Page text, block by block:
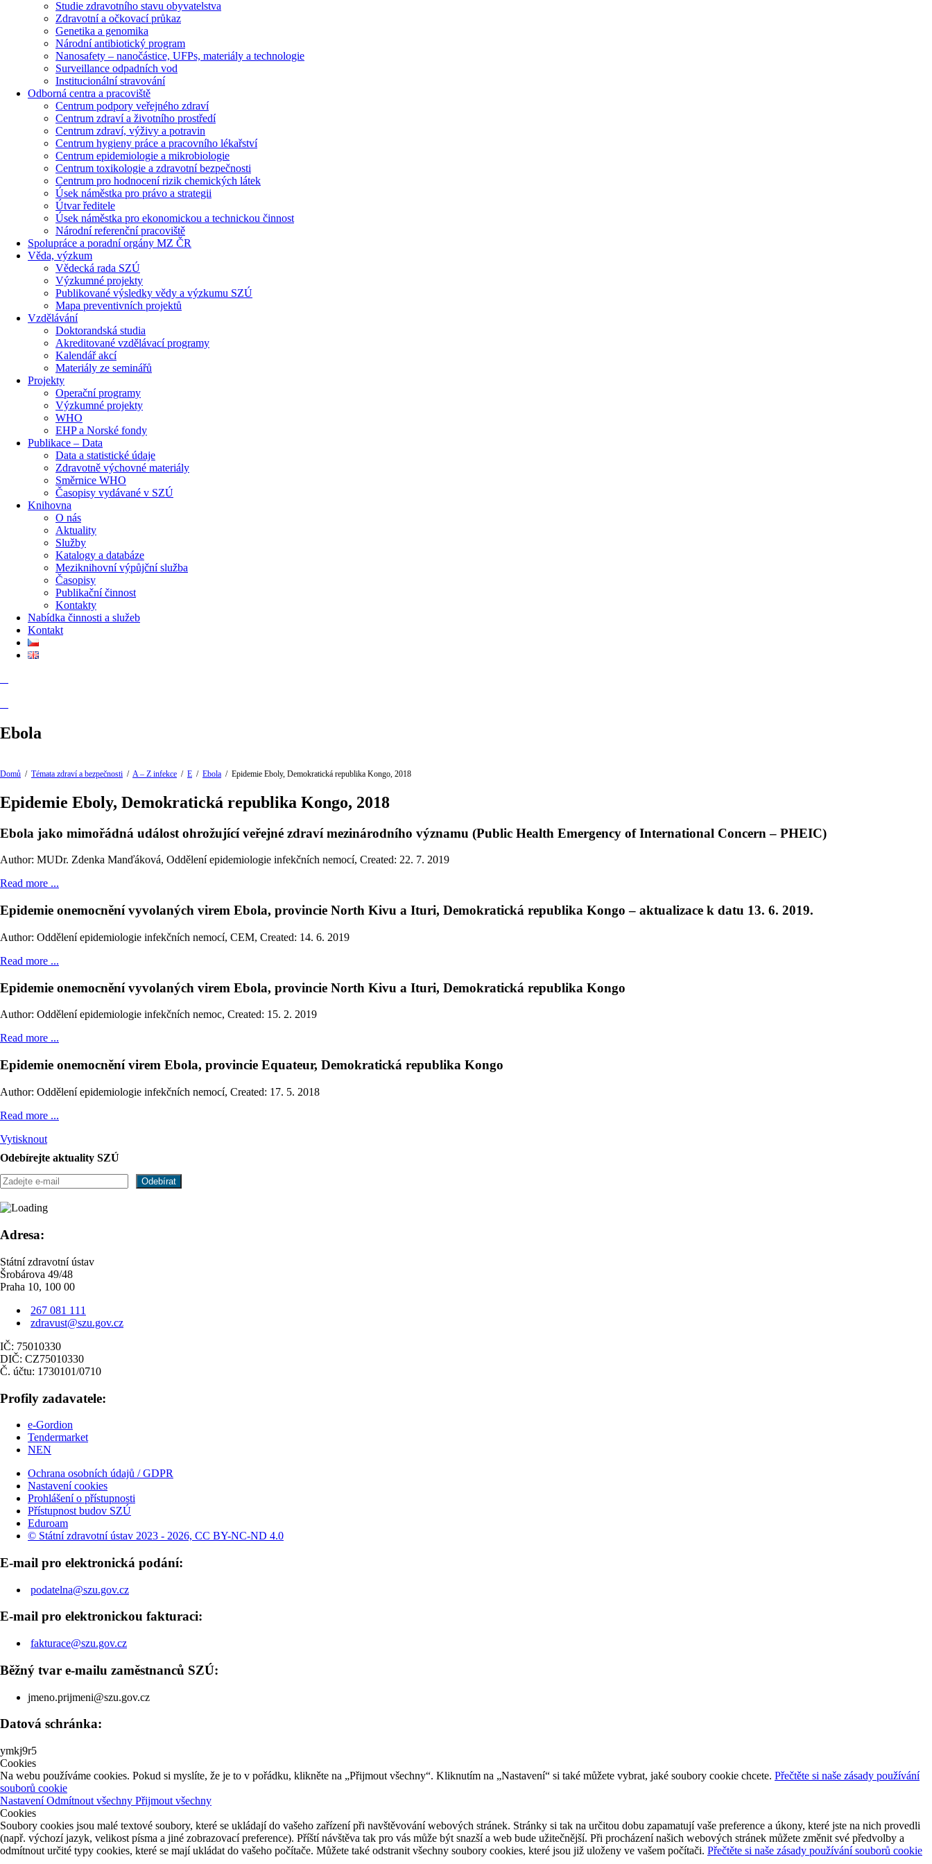
Studie zdravotního stavu obyvatelstva
Zdravotní a očkovací průkaz
Genetika a genomika
Národní antibiotický program
Nanosafety – nanočástice, UFPs, materiály a technologie
Surveillance odpadních vod
Institucionální stravování
Odborná centra a pracoviště
Centrum podpory veřejného zdraví
Centrum zdraví a životního prostředí
Centrum zdraví, výživy a potravin
Centrum hygieny práce a pracovního lékařství
Centrum epidemiologie a mikrobiologie
Centrum toxikologie a zdravotní bezpečnosti
Centrum pro hodnocení rizik chemických látek
Úsek náměstka pro právo a strategii
Útvar ředitele
Úsek náměstka pro ekonomickou a technickou činnost
Národní referenční pracoviště
Spolupráce a poradní orgány MZ ČR
Věda, výzkum
Vědecká rada SZÚ
Výzkumné projekty
Publikované výsledky vědy a výzkumu SZÚ
Mapa preventivních projektů
Vzdělávání
Doktorandská studia
Akreditované vzdělávací programy
Kalendář akcí
Materiály ze seminářů
Projekty
Operační programy
Výzkumné projekty
WHO
EHP a Norské fondy
Publikace – Data
Data a statistické údaje
Zdravotně výchovné materiály
Směrnice WHO
Časopisy vydávané v SZÚ
Knihovna
O nás
Aktuality
Služby
Katalogy a databáze
Meziknihovní výpůjční služba
Časopisy
Publikační činnost
Kontakty
Nabídka činnosti a služeb
Kontakt
Ebola
Domů / Témata zdraví a bezpečnosti / A – Z infekce / E / Ebola / Epidemie Eboly, Demokratická republika Kongo, 2018
Epidemie Eboly, Demokratická republika Kongo, 2018
Ebola jako mimořádná událost ohrožující veřejné zdraví mezinárodního významu (Public Health Emergency of International Concern – PHEIC)
Author: MUDr. Zdenka Manďáková, Oddělení epidemiologie infekčních nemocí, Created: 22. 7. 2019
Read more ...
Epidemie onemocnění vyvolaných virem Ebola, provincie North Kivu a Ituri, Demokratická republika Kongo – aktualizace k datu 13. 6. 2019.
Author: Oddělení epidemiologie infekčních nemocí, CEM, Created: 14. 6. 2019
Read more ...
Epidemie onemocnění vyvolaných virem Ebola, provincie North Kivu a Ituri, Demokratická republika Kongo
Author: Oddělení epidemiologie infekčních nemoc, Created: 15. 2. 2019
Read more ...
Epidemie onemocnění virem Ebola, provincie Equateur, Demokratická republika Kongo
Author: Oddělení epidemiologie infekčních nemocí, Created: 17. 5. 2018
Read more ...
Vytisknout
Odebírejte aktuality SZÚ
Adresa:
Státní zdravotní ústav
Šrobárova 49/48
Praha 10, 100 00
267 081 111
zdravust@szu.gov.cz
IČ: 75010330
DIČ: CZ75010330
Č. účtu: 1730101/0710
Profily zadavatele:
e-Gordion
Tendermarket
NEN
Ochrana osobních údajů / GDPR
Nastavení cookies
Prohlášení o přístupnosti
Přístupnost budov SZÚ
Eduroam
© Státní zdravotní ústav 2023 - 2026, CC BY-NC-ND 4.0
E-mail pro elektronická podání:
podatelna@szu.gov.cz
E-mail pro elektronickou fakturaci:
fakturace@szu.gov.cz
Běžný tvar e-mailu zaměstnanců SZÚ:
jmeno.prijmeni@szu.gov.cz
Datová schránka:
ymkj9r5
Cookies
Na webu používáme cookies. Pokud si myslíte, že je to v pořádku, klikněte na „Přijmout všechny“. Kliknutím na „Nastavení“ si také můžete vybrat, jaké soubory cookie chcete. Přečtěte si naše zásady používání
souborů cookie
NastaveníOdmítnout všechny Přijmout všechny
Cookies
Soubory cookies jsou malé textové soubory, které se ukládají do vašeho zařízení při navštěvování webových stránek. Stránky si tak na určitou dobu zapamatují vaše preference a úkony, které jste na nich provedli
(např. výchozí jazyk, velikost písma a jiné zobrazovací preference). Příští návštěva tak pro vás může být snazší a web bude užitečnější. Při procházení našich webových stránek můžete změnit své předvolby a
odmítnout určité typy cookies, které se mají ukládat do vašeho počítače. Můžete také odstranit všechny soubory cookies, které jsou již uloženy ve vašem počítači. Přečtěte si naše zásady používání souborů cookie